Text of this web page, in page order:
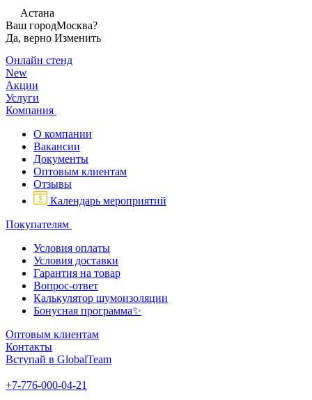
Астана
Ваш городМосква?
Да, верно Изменить
Онлайн стенд
New
Акции
Услуги
Компания
О компании
Вакансии
Документы
Оптовым клиентам
Отзывы
Календарь мероприятий
Покупателям
Условия оплаты
Условия доставки
Гарантия на товар
Вопрос-ответ
Калькулятор шумоизоляции
Бонусная программа✨
Оптовым клиентам
Контакты
Вступай в GlobalTeam
+7-776-000-04-21